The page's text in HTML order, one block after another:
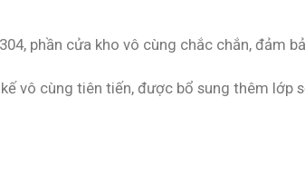
phần cửa kho vô cùng chắc chắn, đảm
vô cùng tiên tiến, được bổ sung thêm